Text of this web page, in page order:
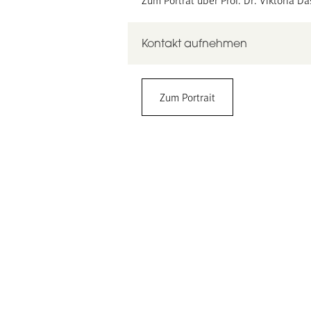
Kontakt aufnehmen
Ruhr-Universität Bochum
Fakultät für Chemie und Biochemie
Zum Portrait